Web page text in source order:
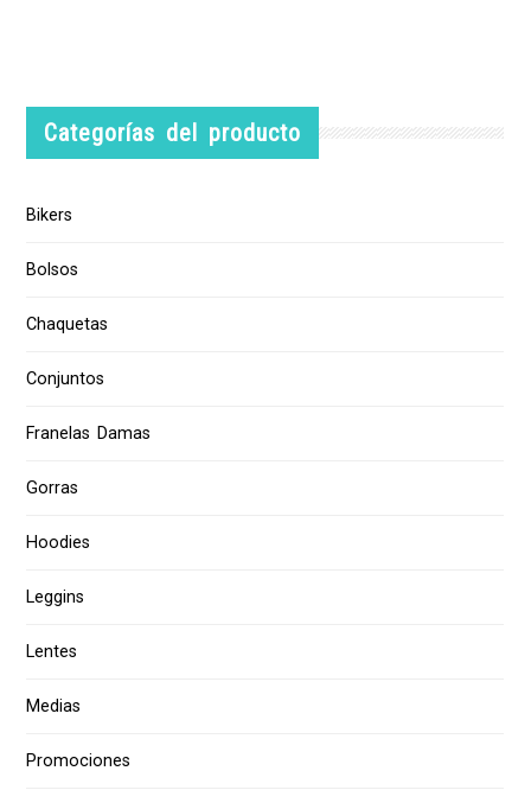
Categorías del producto
Bikers
Bolsos
Chaquetas
Conjuntos
Franelas Damas
Gorras
Hoodies
Leggins
Lentes
Medias
Promociones